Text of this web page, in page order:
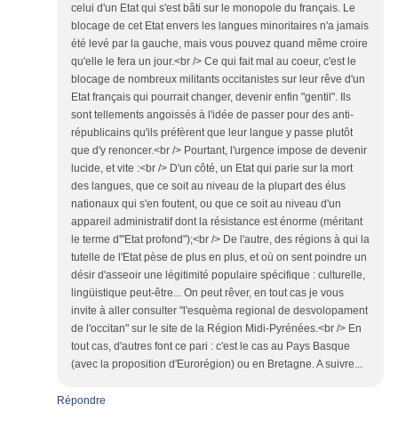
celui d'un Etat qui s'est bâti sur le monopole du français. Le
blocage de cet Etat envers les langues minoritaires n'a jamais
été levé par la gauche, mais vous pouvez quand même croire
qu'elle le fera un jour.<br /> Ce qui fait mal au coeur, c'est le
blocage de nombreux militants occitanistes sur leur rêve d'un
Etat français qui pourrait changer, devenir enfin "gentil". Ils
sont tellements angoissés à l'idée de passer pour des anti-
républicains qu'ils préfèrent que leur langue y passe plutôt
que d'y renoncer.<br /> Pourtant, l'urgence impose de devenir
lucide, et vite :<br /> D'un côté, un Etat qui parie sur la mort
des langues, que ce soit au niveau de la plupart des élus
nationaux qui s'en foutent, ou que ce soit au niveau d'un
appareil administratif dont la résistance est énorme (méritant
le terme d'"Etat profond");<br /> De l'autre, des régions à qui la
tutelle de l'Etat pèse de plus en plus, et où on sent poindre un
désir d'asseoir une légitimité populaire spécifique : culturelle,
lingüistique peut-être... On peut rêver, en tout cas je vous
invite à aller consulter "l'esquèma regional de desvolopament
de l'occitan" sur le site de la Région Midi-Pyrénées.<br /> En
tout cas, d'autres font ce pari : c'est le cas au Pays Basque
(avec la proposition d'Eurorégion) ou en Bretagne. A suivre...
Répondre